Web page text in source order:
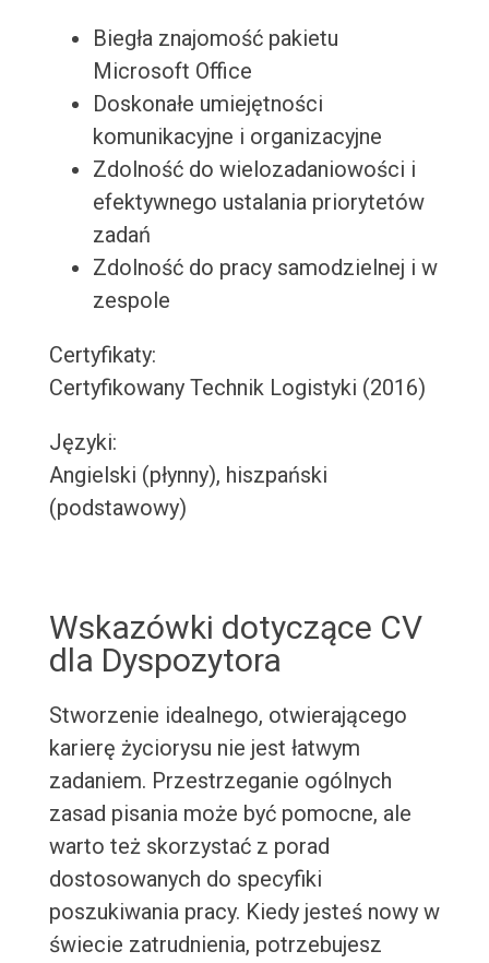
Biegła znajomość pakietu
Microsoft Office
Doskonałe umiejętności
komunikacyjne i organizacyjne
Zdolność do wielozadaniowości i
efektywnego ustalania priorytetów
zadań
Zdolność do pracy samodzielnej i w
zespole
Certyfikaty:
Certyfikowany Technik Logistyki (2016)
Języki:
Angielski (płynny), hiszpański
(podstawowy)
Wskazówki dotyczące CV
dla Dyspozytora
Stworzenie idealnego, otwierającego
karierę życiorysu nie jest łatwym
zadaniem. Przestrzeganie ogólnych
zasad pisania może być pomocne, ale
warto też skorzystać z porad
dostosowanych do specyfiki
poszukiwania pracy. Kiedy jesteś nowy w
świecie zatrudnienia, potrzebujesz